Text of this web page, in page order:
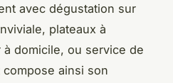
avec dégustation sur
plateaux à
domicile, ou service de
ainsi son